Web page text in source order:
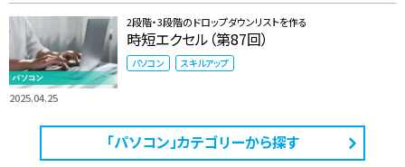
2025.04.25
2段階・3段階のドロップダウンリストを作る
時短エクセル（第87回）
パソコン スキルアップ
「パソコン」カテゴリーから探す